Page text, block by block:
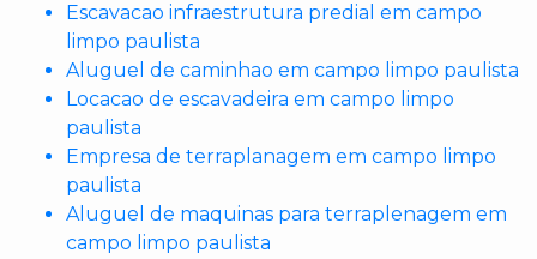
Escavacao infraestrutura predial em campo
limpo paulista
Aluguel de caminhao em campo limpo paulista
Locacao de escavadeira em campo limpo
paulista
Empresa de terraplanagem em campo limpo
paulista
Aluguel de maquinas para terraplenagem em
campo limpo paulista